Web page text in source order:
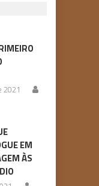
2021
EM
ÀS